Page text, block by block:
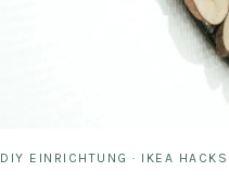
DIY EINRICHTUNG · IKEA HACKS